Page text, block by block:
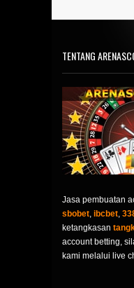
TENTANG
Jasa pembuatan
sbobet, ibcbet,
ketangkasan
account betting,
kami melalui live